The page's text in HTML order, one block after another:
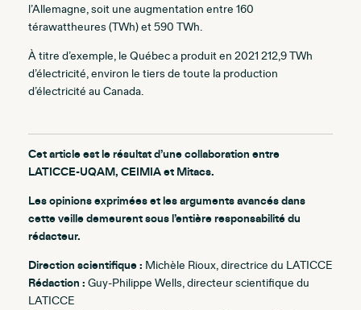
l’Allemagne, soit une augmentation entre 160
térawattheures (TWh) et 590 TWh.
À titre d’exemple, le Québec a produit en 2021 212,9 TWh
d’électricité, environ le tiers de toute la production
d’électricité au Canada.
Cet article est le résultat d’une collaboration entre
LATICCE-UQAM, CEIMIA et Mitacs.
Les opinions exprimées et les arguments avancés dans
cette veille demeurent sous l’entière responsabilité du
rédacteur.
Direction scientifique : Michèle Rioux, directrice du LATICCE
Rédaction : Guy-Philippe Wells, directeur scientifique du
LATICCE